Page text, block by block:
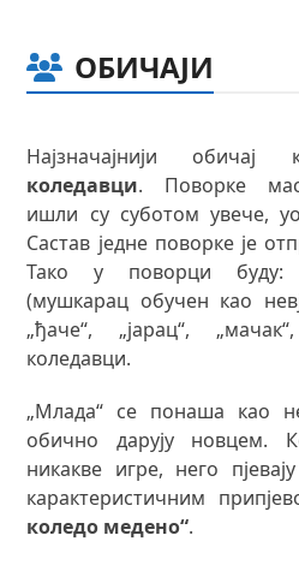
ОБИЧАЈИ
Најзначајнији
коледавци. Поворке
ишли су суботом увече,
Састав једне поворке је
Тако у поворци буду:
(мушкарац обучен као
„ђаче“, „јарац“,
коледавци.
„Млада“ се понаша као
обично дарују новцем.
никакве игре, него
карактеристичним
коледо медено“.